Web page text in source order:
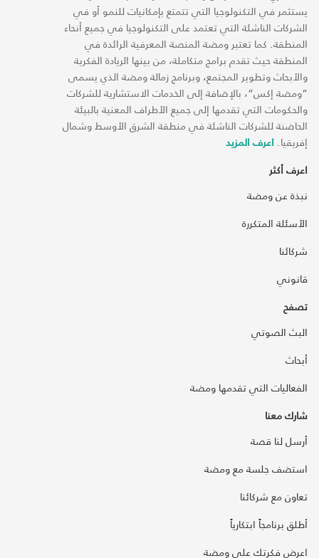
يستثمر في التكنولوجيا التي تتمتع بإمكانيات للنمو أو في
الشركات الناشئة التي تعتمد على التكنولوجيا في جميع أنحاء
المنطقة. كما تعتبر ومضة المنصة المعرفية الرائدة في
المنطقة حيث تقدم برامج متكاملة، من بينها الريادة الفكرية
والأبحاث وتطوير المجتمع، وبرنامج زمالة ومضة الذي يسمى
“ومضة إكس“، بالإضافة إلى الخدمات الاستشارية للشركات
والحكومات التي تقدمها إلى جميع الأطراف المعنية بالبيئة
الحاضنة للشركات الناشئة في منطقة الشرق الأوسط وشمال
إفريقيا. اعرف المزيد
اعرف أكثر
نبذة عن ومضة
الأسئلة المتكررة
شركائنا
قانوني
تصفح
البث الصوتي
أبحاث
الفعاليات التي تقدمها ومضة
شارك معنا
أرسل لنا قصة
استضف جلسة مع ومضة
تعاون مع شركائنا
أطلق برنامجاً ابتكارياً
اعرض فكرتك على ومضة